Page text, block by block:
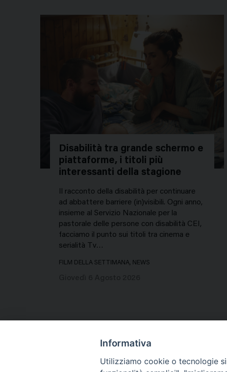
Disabilità tra grande schermo e
piattaforme, i titoli più
interessanti della stagione
Il racconto della disabilità per continuare
ad abbattere barriere (in)visibili. Ogni anno,
insieme al Servizio Nazionale per la
pastorale delle persone con disabilità CEI,
facciamo il punto sui titoli tra cinema e
serialità Tv…
FILM DELLA SETTIMANA, NEWS
Informativa
Utilizziamo cookie o tecnologie